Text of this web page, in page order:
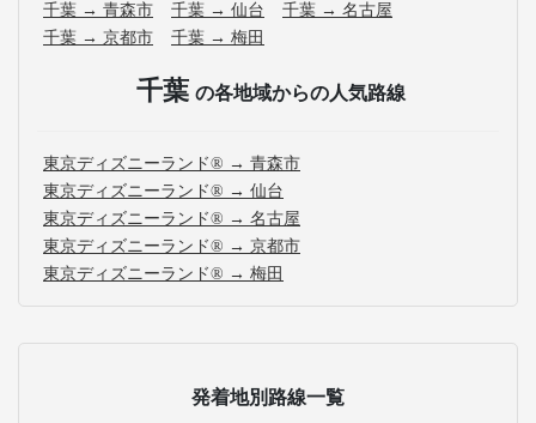
千葉 → 青森市 千葉 → 仙台
千葉 → 名古屋
千葉 → 京都市
千葉 → 梅田
千葉 の各地域からの人気路線
東京ディズニーランド® → 青森市
東京ディズニーランド® → 仙台
東京ディズニーランド® → 名古屋
東京ディズニーランド® → 京都市
東京ディズニーランド® → 梅田
発着地別路線一覧